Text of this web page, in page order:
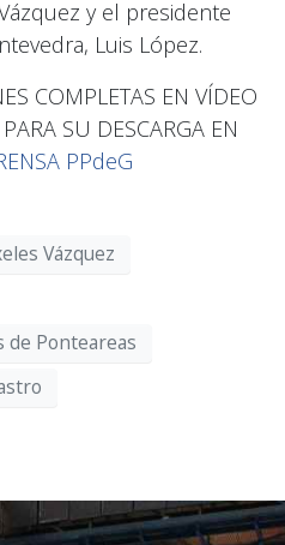
y el presidente
Luis López.
COMPLETAS EN VÍDEO
SU DESCARGA EN
PPdeG
Vázquez
de Ponteareas